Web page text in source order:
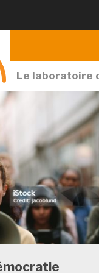
Le laboratoire